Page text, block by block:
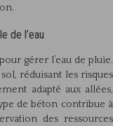
de l’eau
gérer l’eau de pluie.
réduisant les risques
adapté aux allées,
de béton contribue à
des ressources